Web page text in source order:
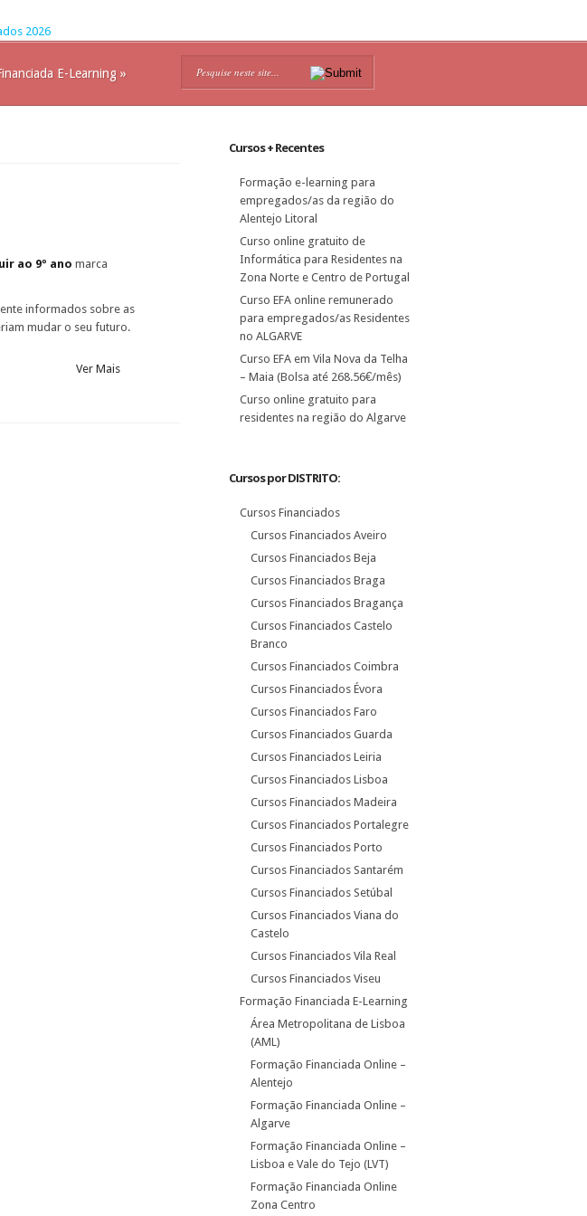
E-Learning »
ao 9º ano marca
informados sobre as
mudar o seu futuro.
Ver Mais
Cursos + Recentes
Formação e-learning para
empregados/as da região do
Alentejo Litoral
Curso online gratuito de
Informática para Residentes na
Zona Norte e Centro de Portugal
Curso EFA online remunerado
para empregados/as Residentes
no ALGARVE
Curso EFA em Vila Nova da Telha
– Maia (Bolsa até 268.56€/mês)
Curso online gratuito para
residentes na região do Algarve
Cursos por DISTRITO:
Cursos Financiados
Cursos Financiados Aveiro
Cursos Financiados Beja
Cursos Financiados Braga
Cursos Financiados Bragança
Cursos Financiados Castelo
Branco
Cursos Financiados Coimbra
Cursos Financiados Évora
Cursos Financiados Faro
Cursos Financiados Guarda
Cursos Financiados Leiria
Cursos Financiados Lisboa
Cursos Financiados Madeira
Cursos Financiados Portalegre
Cursos Financiados Porto
Cursos Financiados Santarém
Cursos Financiados Setúbal
Cursos Financiados Viana do
Castelo
Cursos Financiados Vila Real
Cursos Financiados Viseu
Formação Financiada E-Learning
Área Metropolitana de Lisboa
(AML)
Formação Financiada Online –
Alentejo
Formação Financiada Online –
Algarve
Formação Financiada Online –
Lisboa e Vale do Tejo (LVT)
Formação Financiada Online
Zona Centro